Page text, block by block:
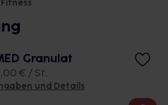
Granulat
€ / St.
und Details